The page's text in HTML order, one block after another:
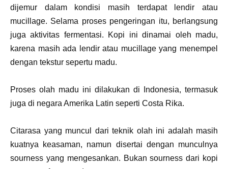
dijemur dalam kondisi masih terdapat lendir atau
mucillage. Selama proses pengeringan itu, berlangsung
juga aktivitas fermentasi. Kopi ini dinamai oleh madu,
karena masih ada lendir atau mucillage yang menempel
dengan tekstur sepertu madu.
Proses olah madu ini dilakukan di Indonesia, termasuk
juga di negara Amerika Latin seperti Costa Rika.
Citarasa yang muncul dari teknik olah ini adalah masih
kuatnya keasaman, namun disertai dengan munculnya
sourness yang mengesankan. Bukan sourness dari kopi